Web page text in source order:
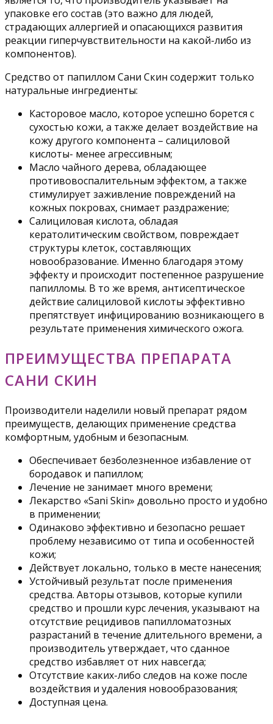
упаковке его состав (это важно для людей,
страдающих аллергией и опасающихся развития
реакции гиперчувствительности на какой-либо из
компонентов).
Средство от папиллом Сани Скин содержит только
натуральные ингредиенты:
Касторовое масло, которое успешно борется с
сухостью кожи, а также делает воздействие на
кожу другого компонента – салициловой
кислоты- менее агрессивным;
Масло чайного дерева, обладающее
противовоспалительным эффектом, а также
стимулирует заживление повреждений на
кожных покровах, снимает раздражение;
Салициловая кислота, обладая
кератолитическим свойством, повреждает
структуры клеток, составляющих
новообразование. Именно благодаря этому
эффекту и происходит постепенное разрушение
папилломы. В то же время, антисептическое
действие салициловой кислоты эффективно
препятствует инфицированию возникающего в
результате применения химического ожога.
ПРЕИМУЩЕСТВА ПРЕПАРАТА
САНИ СКИН
Производители наделили новый препарат рядом
преимуществ, делающих применение средства
комфортным, удобным и безопасным.
Обеспечивает безболезненное избавление от
бородавок и папиллом;
Лечение не занимает много времени;
Лекарство «Sani Skin» довольно просто и удобно
в применении;
Одинаково эффективно и безопасно решает
проблему независимо от типа и особенностей
кожи;
Действует локально, только в месте нанесения;
Устойчивый результат после применения
средства. Авторы отзывов, которые купили
средство и прошли курс лечения, указывают на
отсутствие рецидивов папилломатозных
разрастаний в течение длительного времени, а
производитель утверждает, что сданное
средство избавляет от них навсегда;
Отсутствие каких-либо следов на коже после
воздействия и удаления новообразования;
Доступная цена.